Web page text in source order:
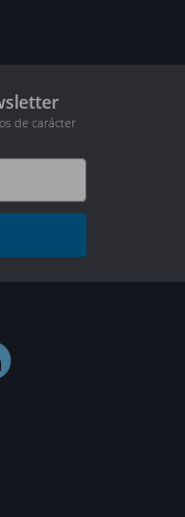
de carácter